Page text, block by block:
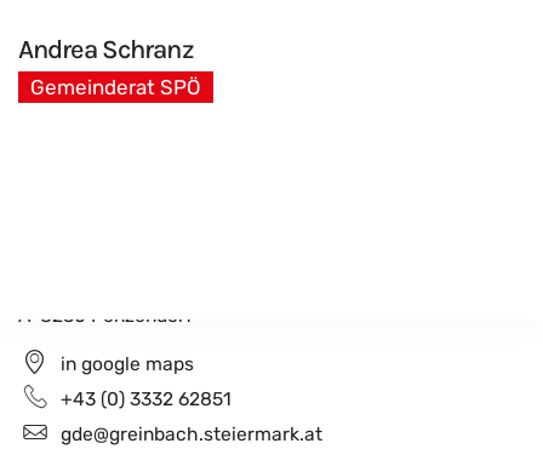
Andrea Schranz
Gemeinderat SPÖ
A-8230 Penzendorf
in google maps
+43 (0) 3332 62851
gde@greinbach.steiermark.at